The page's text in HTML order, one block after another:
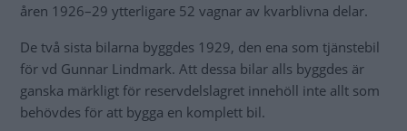
åren 1926–29 ytterligare 52 vagnar av kvarblivna delar.
De två sista bilarna byggdes 1929, den ena som tjänstebil
för vd Gunnar Lindmark. Att dessa bilar alls byggdes är
ganska märkligt för reservdelslagret innehöll inte allt som
behövdes för att bygga en komplett bil.